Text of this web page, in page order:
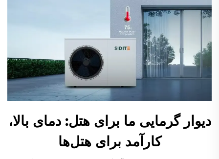
دیوار گرمایی ما برای هتل: دمای بالا،
کارآمد برای هتل‌ها